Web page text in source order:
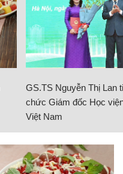
GS.TS Nguyễn Thị Lan
chức Giám đốc Học
Việt Nam